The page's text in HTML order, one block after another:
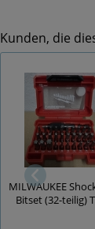
Kunden, die
MILWAUKEE
Bitset (32-teilig)